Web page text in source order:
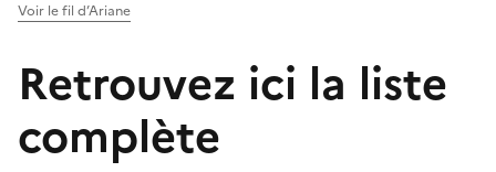
Voir le fil d’Ariane
Retrouvez ici la liste
complète